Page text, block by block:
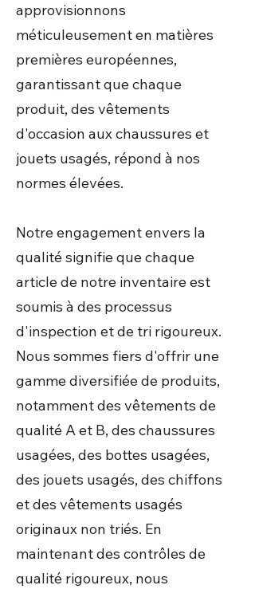
approvisionnons
méticuleusement en matières
premières européennes,
garantissant que chaque
produit, des vêtements
d'occasion aux chaussures et
jouets usagés, répond à nos
normes élevées.
Notre engagement envers la
qualité signifie que chaque
article de notre inventaire est
soumis à des processus
d'inspection et de tri rigoureux.
Nous sommes fiers d'offrir une
gamme diversifiée de produits,
notamment des vêtements de
qualité A et B, des chaussures
usagées, des bottes usagées,
des jouets usagés, des chiffons
et des vêtements usagés
originaux non triés. En
maintenant des contrôles de
qualité rigoureux, nous